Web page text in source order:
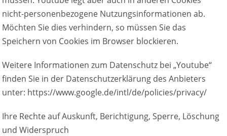
nicht-personenbezogene Nutzungsinformationen ab.
Möchten Sie dies verhindern, so müssen Sie das
Speichern von Cookies im Browser blockieren.
Weitere Informationen zum Datenschutz bei „Youtube“
finden Sie in der Datenschutzerklärung des Anbieters
unter: https://www.google.de/intl/de/policies/privacy/
Ihre Rechte auf Auskunft, Berichtigung, Sperre, Löschung
und Widerspruch